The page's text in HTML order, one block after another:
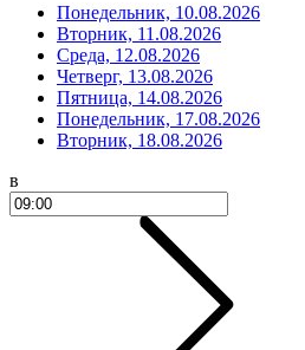
Понедельник, 10.08.2026
Вторник, 11.08.2026
Среда, 12.08.2026
Четверг, 13.08.2026
Пятница, 14.08.2026
Понедельник, 17.08.2026
Вторник, 18.08.2026
в